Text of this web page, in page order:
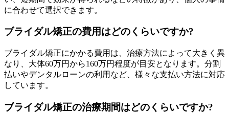
に合わせて選択できます。
ブライダル矯正の費用はどのくらいですか?
ブライダル矯正にかかる費用は、治療方法によって大きく異
なり、大体60万円から160万円程度が目安となります。分割
払いやデンタルローンの利用など、様々な支払い方法に対応
しています。
ブライダル矯正の治療期間はどのくらいですか?